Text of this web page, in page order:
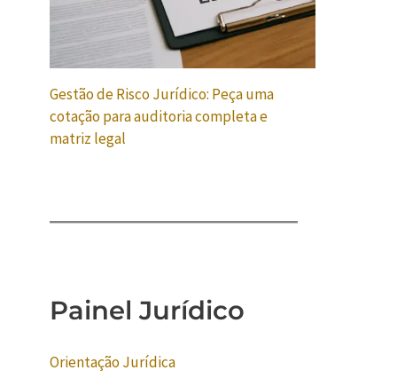
Gestão de Risco Jurídico: Peça uma
cotação para auditoria completa e
matriz legal
Painel Jurídico
Orientação Jurídica